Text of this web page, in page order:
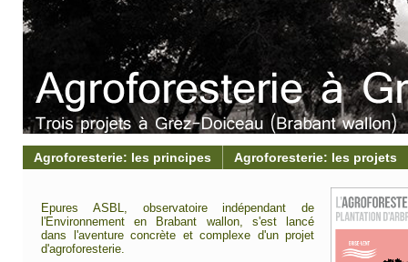
Agroforesterie: les principes Agroforesterie: les projets
Epures ASBL, observatoire indépendant de
l'Environnement en Brabant wallon, s'est lancé
dans l'aventure concrète et complexe d'un projet
d'agroforesterie.